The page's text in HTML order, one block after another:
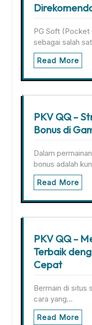
PG Soft (Pocket
sebagai salah
Read More
PKV QQ –
Bonus di
Dalam
bonus adalah
Read More
PKV QQ –
Terbaik
Cepat
Bermain di situs
cara yang…
Read More